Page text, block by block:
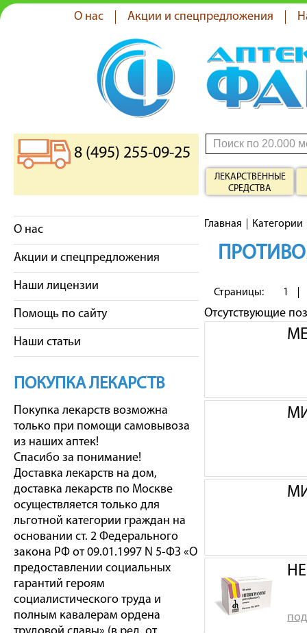
О нас Акции и спецпредложения
8 (495) 255-09-25
ЛЕКАРСТВЕННЫЕ
СРЕДСТВА
О нас
Акции и спецпредложения
Наши лицензии
Помощь по сайту
Наши статьи
ПОКУПКА ЛЕКАРСТВ
Покупка лекарств возможна
только при помощи самовывоза
из наших аптек!
Спасибо за понимание!
Доставка лекарств на дом,
доставка лекарств по Москве
осуществляется только для
льготной категории граждан на
основании ст. 2 Федерального
закона РФ от 09.01.1997 N 5-ФЗ «О
предоставлении социальных
гарантий героям
социалистического труда и
полным кавалерам ордена
Главная Категории
Страницы: 1
Отсутствующие